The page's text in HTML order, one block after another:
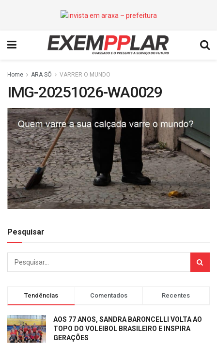
Home ARA SÔ VARRER O MUNDO
IMG-20251026-WA0029
Pesquisar
Tendências Comentados Recentes
AOS 77 ANOS, SANDRA BARONCELLI VOLTA AO
TOPO DO VOLEIBOL BRASILEIRO E INSPIRA
GERAÇÕES